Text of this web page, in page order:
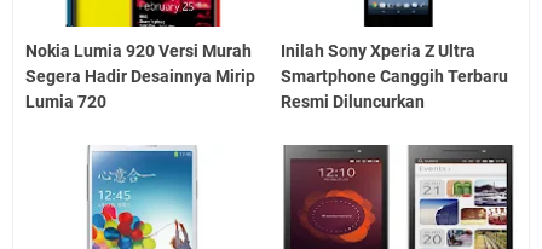
Nokia Lumia 920 Versi Murah
Segera Hadir Desainnya Mirip
Lumia 720
Inilah Sony Xperia Z Ultra
Smartphone Canggih Terbaru
Resmi Diluncurkan